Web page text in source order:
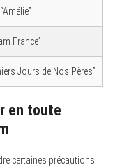
France”
Jours de Nos Pères”
en toute
certaines précautions